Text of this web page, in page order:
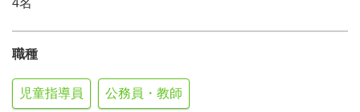
4名
職種
児童指導員 公務員・教師